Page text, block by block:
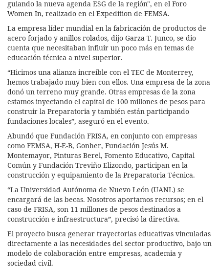
guiando la nueva agenda ESG de la región", en el Foro
Women In, realizado en el Expedition de FEMSA.
La empresa líder mundial en la fabricación de productos de
acero forjado y anillos rolados, dijo Garza T. Junco, se dio
cuenta que necesitaban influir un poco más en temas de
educación técnica a nivel superior.
“Hicimos una alianza increíble con el TEC de Monterrey,
hemos trabajado muy bien con ellos. Una empresa de la zona
donó un terreno muy grande. Otras empresas de la zona
estamos inyectando el capital de 100 millones de pesos para
construir la Preparatoria y también están participando
fundaciones locales”, aseguró en el evento.
Abundó que Fundación FRISA, en conjunto con empresas
como FEMSA, H-E-B, Gonher, Fundación Jesús M.
Montemayor, Pinturas Berel, Fomento Educativo, Capital
Común y Fundación Treviño Elizondo, participan en la
construcción y equipamiento de la Preparatoria Técnica.
“La Universidad Autónoma de Nuevo León (UANL) se
encargará de las becas. Nosotros aportamos recursos; en el
caso de FRISA, son 11 millones de pesos destinados a
construcción e infraestructura”, precisó la directiva.
El proyecto busca generar trayectorias educativas vinculadas
directamente a las necesidades del sector productivo, bajo un
modelo de colaboración entre empresas, academia y
sociedad civil.